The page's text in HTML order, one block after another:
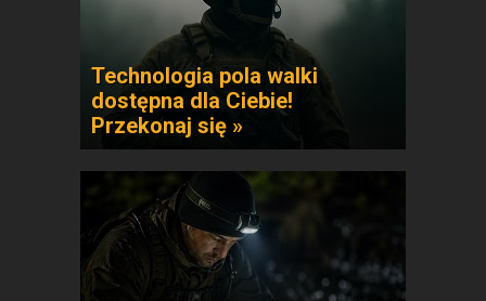
Technologia pola walki
dostępna dla Ciebie!
Przekonaj się »